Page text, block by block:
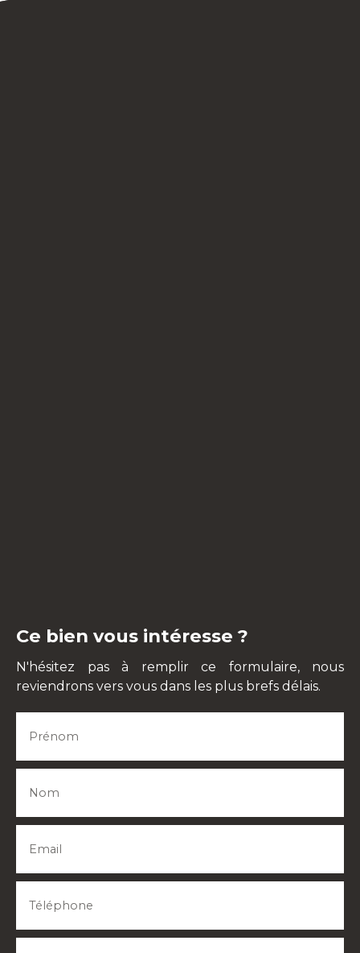
Ce bien vous intéresse ?
N'hésitez pas à remplir ce formulaire, nous
reviendrons vers vous dans les plus brefs délais.
Prénom
Nom
Email
Téléphone